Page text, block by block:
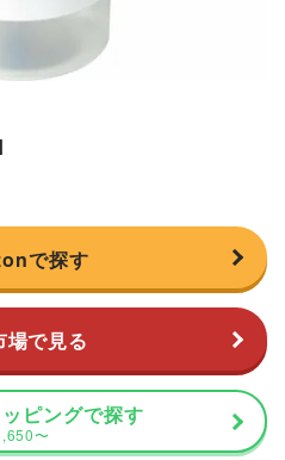
で探す
場で見る
ピングで探す
〜